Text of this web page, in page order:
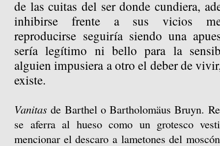
de las cuitas del ser donde cundiera,
inhibirse frente a sus vicios
reproducirse seguiría siendo una
sería legítimo ni bello para la
alguien impusiera a otro el deber de
existe.
Vanitas de Barthel o Bartholomäus Bruyn.
se aferra al hueso como un grotesco
mencionar el descaro a lametones del